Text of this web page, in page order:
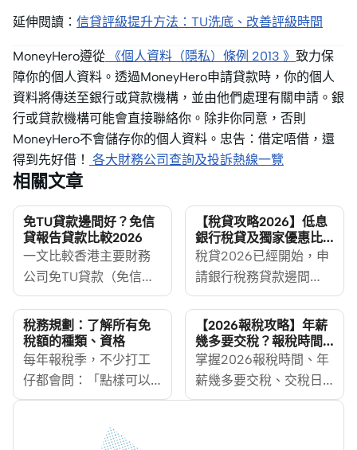
延伸閱讀： 信貸評級提升方法：TU洗底、改善評級時間
MoneyHero遵從 《個人資料（隱私）條例 2013 》 致力保
障你的個人資料。透過MoneyHero申請貸款時，你的個人
資料將傳送至銀行或貸款機構，並由他們處理有關申請。銀
行或貸款機構可能會直接聯絡你。除非你同意，否則
MoneyHero不會儲存你的個人資料。忠告：借定唔借，還
得到先好借！ 各大財務公司查詢及投訴熱線一覽
相關文章
免TU貸款邊間好？免信
貸報告貸款比較2026
一文比較香港主要財務
公司免TU貸款（免信貸
報告貸款）的申請門
檻、文件要求、貸款額
特性及適合人士，並拆
解免TU、免入息證明、
免文件、免露面四者分
別，助你揀啱最適合自
【稅貸攻略2026】低息
銀行稅貸及獨家優惠比
較
稅貸2026已經開始，申
請銀行稅務貸款邊間
好？MoneyHero整合各
大銀行稅貸、虛擬銀行
稅貸及財務公司稅貸優
惠，從實際年利率、迎
新優惠到申請條件一一
比較，助你找到最平稅
稅務規劃：了解所有免
稅額的種類、資格
每年報稅季，不少打工
仔都會問：「點樣可以
慳多啲稅？」其實，精
算數字那麼簡單，而是
【2026報稅攻略】年薪
幾多要交稅？報稅時間
及交稅日期
掌握2026報稅時間、年
薪幾多要交稅、交稅日
期與繳款選擇，並了解